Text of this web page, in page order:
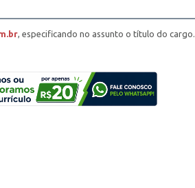
, especificando no assunto o título do cargo.